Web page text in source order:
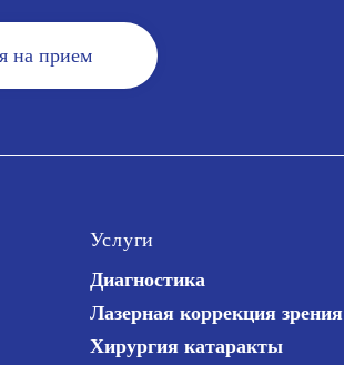
на прием
Услуги
Диагностика
Лазерная коррекция зрения
Хирургия катаракты